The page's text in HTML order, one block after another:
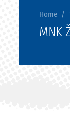
Home
MNK